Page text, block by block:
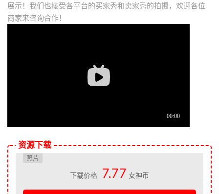
展示！我们也接受各平台的买家秀和卖家秀的拍摄，欢迎各位
商家来咨询合作！
资源下载
照片
下载价格 7.77 女神币